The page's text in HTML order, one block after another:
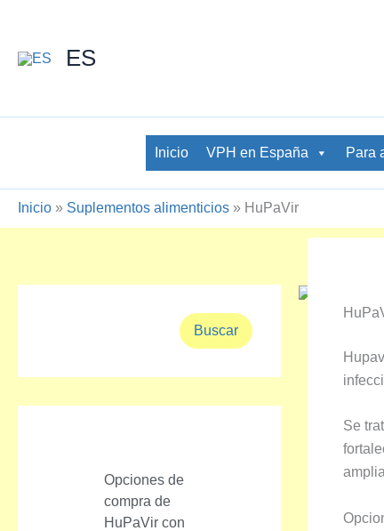
contenido
ES
Inicio VPH en España Para
Inicio » Suplementos alimenticios » HuPaVir
c
r
Buscar
Opciones de
compra de
HuPaVir con
Se